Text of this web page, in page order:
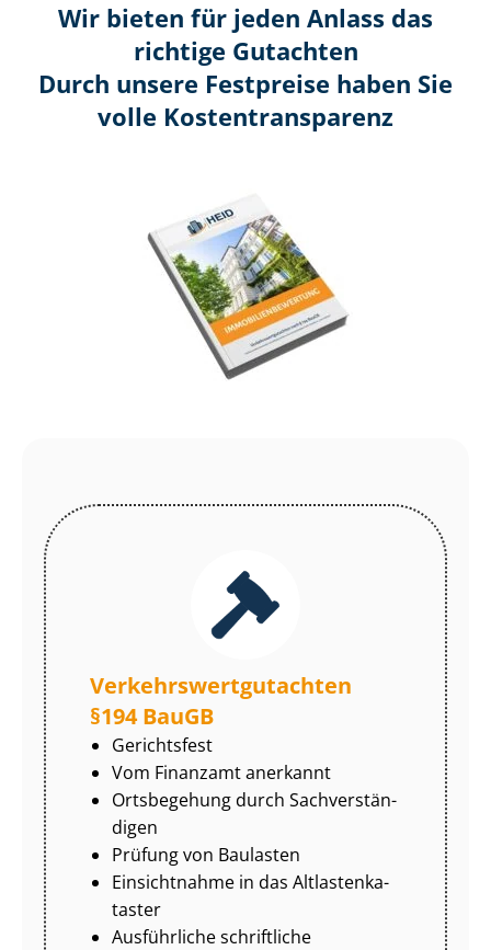
Wir bieten für jeden Anlass das
richtige Gutachten
Durch unsere Festpreise haben Sie
volle Kosten­transparenz
Ver­kehrs­wert­gut­ach­ten
§194 BauGB
Gerichtsfest
Vom Finanzamt anerkannt
Ortsbegehung durch Sach­ver­stän­
di­gen
Prüfung von Baulasten
Einsichtnahme in das Alt­las­ten­ka­
tas­ter
Ausführliche schriftliche